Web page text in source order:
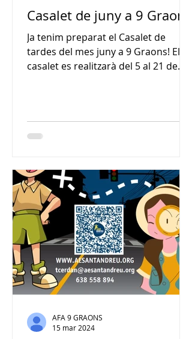
Casalet de juny a 9 Graons
Ja tenim preparat el Casalet de
tardes del mes juny a 9 Graons! El
casalet es realitzarà del 5 al 21 de
AFA 9 GRAONS
15 mar 2024